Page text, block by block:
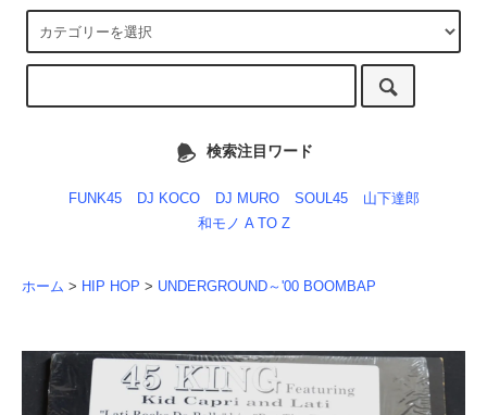
検索注目ワード
FUNK45 DJ KOCO DJ MURO SOUL45
山下達郎
和モノ A TO Z
ホーム > HIP HOP > UNDERGROUND～'00 BOOMBAP